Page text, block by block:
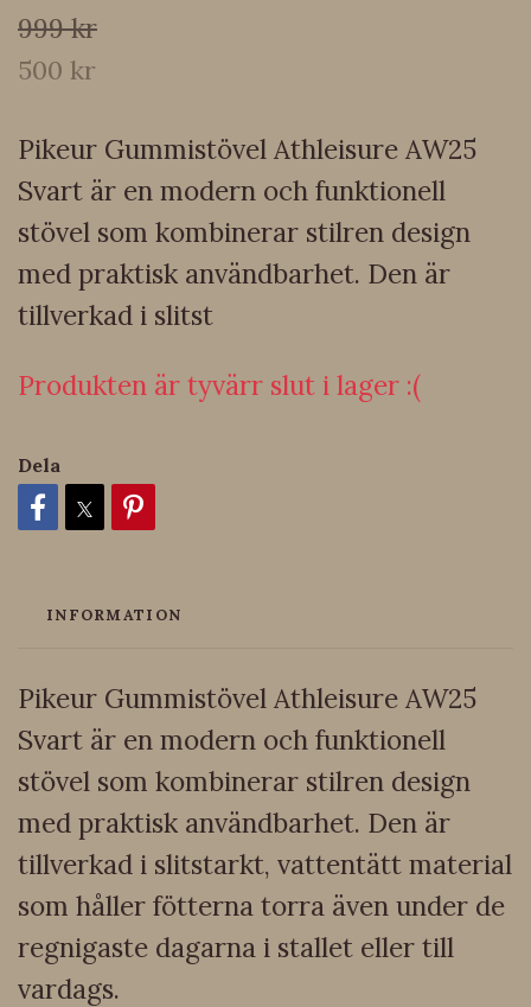
999 kr
500 kr
Pikeur Gummistövel Athleisure AW25
Svart är en modern och funktionell
stövel som kombinerar stilren design
med praktisk användbarhet. Den är
tillverkad i slitst
Produkten är tyvärr slut i lager :(
Dela
INFORMATION
Pikeur Gummistövel Athleisure AW25
Svart är en modern och funktionell
stövel som kombinerar stilren design
med praktisk användbarhet. Den är
tillverkad i slitstarkt, vattentätt material
som håller fötterna torra även under de
regnigaste dagarna i stallet eller till
vardags.